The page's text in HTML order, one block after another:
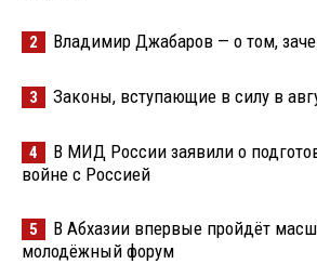
2 Владимир Джабаров — о том,
3 Законы, вступающие в силу в
4
В МИД России заявили о
войне с Россией
5
В Абхазии впервые пройдёт
молодёжный форум